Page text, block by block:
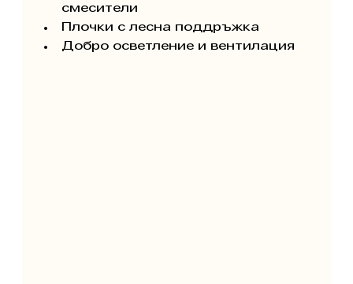
смесители
Плочки с лесна поддръжка
Добро осветление и вентилация